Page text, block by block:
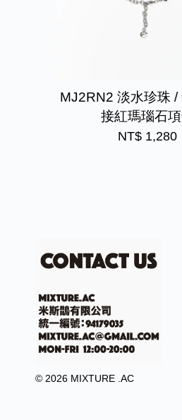
MJ2RN2 淡水珍珠 /
接紅瑪瑙石
NT$ 1,280
© 2026 MIXTURE .AC